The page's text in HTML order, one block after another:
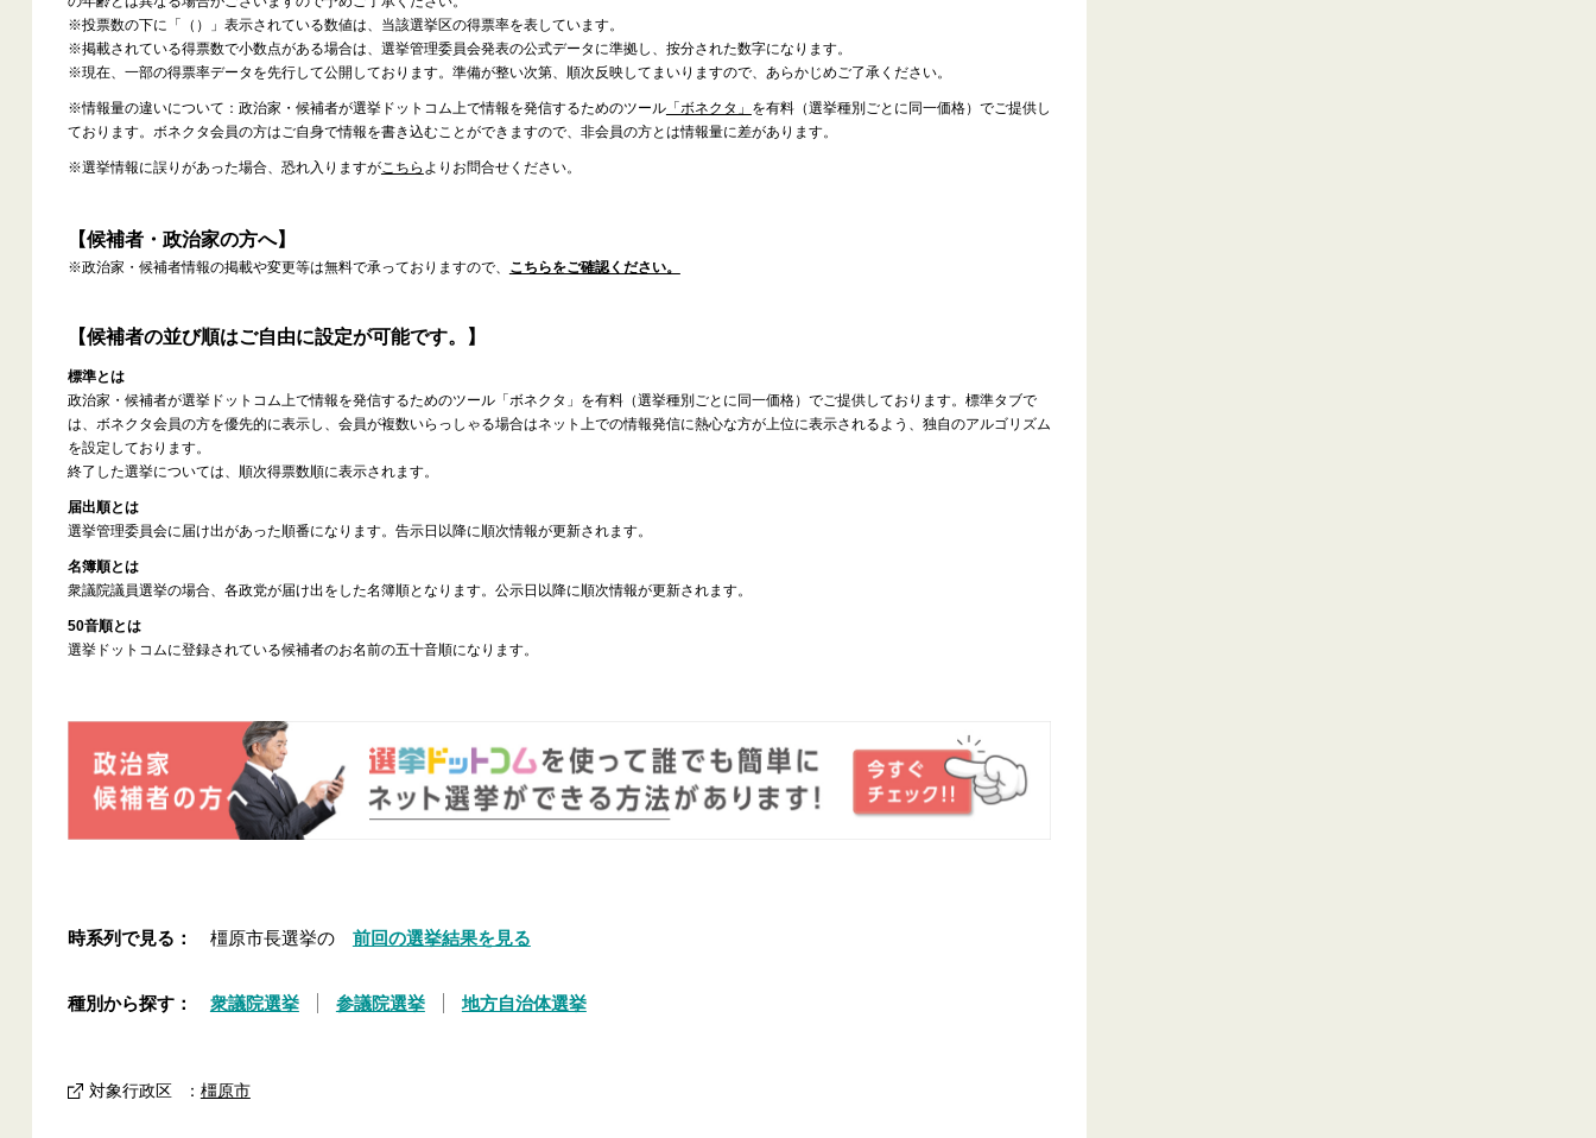
※投票数の下に「（）」表示されている数値は、当該選挙区の得票率を表しています。
※掲載されている得票数で小数点がある場合は、選挙管理委員会発表の公式データに準拠し、按分された数字になります。
※現在、一部の得票率データを先行して公開しております。準備が整い次第、順次反映してまいりますので、あらかじめご了承ください。
※情報量の違いについて：政治家・候補者が選挙ドットコム上で情報を発信するためのツール「ボネクタ」 を有料（選挙種別ごとに同一価格）でご提供し
ております。ボネクタ会員の方はご自身で情報を書き込むことができますので、非会員の方とは情報量に差があります。
※選挙情報に誤りがあった場合、恐れ入りますがこちら よりお問合せください。
【候補者・政治家の方へ】
※政治家・候補者情報の掲載や変更等は無料で承っておりますので、 こちらをご確認ください。
【候補者の並び順はご自由に設定が可能です。】
標準とは
政治家・候補者が選挙ドットコム上で情報を発信するためのツール「ボネクタ」を有料（選挙種別ごとに同一価格）でご提供しております。標準タブで
は、ボネクタ会員の方を優先的に表示し、会員が複数いらっしゃる場合はネット上での情報発信に熱心な方が上位に表示されるよう、独自のアルゴリズム
を設定しております。
終了した選挙については、順次得票数順に表示されます。
届出順とは
選挙管理委員会に届け出があった順番になります。告示日以降に順次情報が更新されます。
名簿順とは
衆議院議員選挙の場合、各政党が届け出をした名簿順となります。公示日以降に順次情報が更新されます。
50音順とは
選挙ドットコムに登録されている候補者のお名前の五十音順になります。
時系列で見る： 橿原市長選挙の 前回の選挙結果を見る
種別から探す： 衆議院選挙 参議院選挙 地方自治体選挙
対象行政区 ： 橿原市